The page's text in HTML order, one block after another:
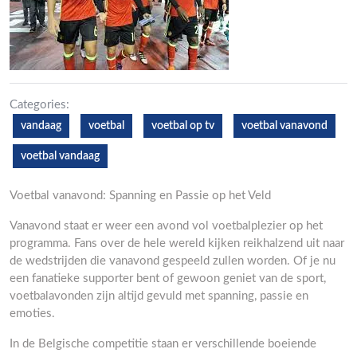
Categories:
vandaag voetbal voetbal op tv voetbal vanavond
voetbal vandaag
Voetbal vanavond: Spanning en Passie op het Veld
Vanavond staat er weer een avond vol voetbalplezier op het
programma. Fans over de hele wereld kijken reikhalzend uit naar
de wedstrijden die vanavond gespeeld zullen worden. Of je nu
een fanatieke supporter bent of gewoon geniet van de sport,
voetbalavonden zijn altijd gevuld met spanning, passie en
emoties.
In de Belgische competitie staan er verschillende boeiende